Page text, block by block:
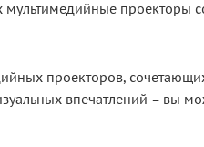
мультимедийные проекторы
проекторов,
впечатлений – вы